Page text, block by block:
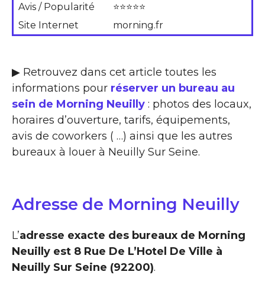
Avis / Popularité
⭐⭐⭐⭐⭐
Site Internet
morning.fr
▶ Retrouvez dans cet article toutes les
informations pour réserver un bureau au
sein de Morning Neuilly : photos des locaux,
horaires d’ouverture, tarifs, équipements,
avis de coworkers ( …) ainsi que les autres
bureaux à louer à Neuilly Sur Seine.
Adresse de Morning Neuilly
L’adresse exacte des bureaux de Morning
Neuilly est 8 Rue De L’Hotel De Ville à
Neuilly Sur Seine (92200).